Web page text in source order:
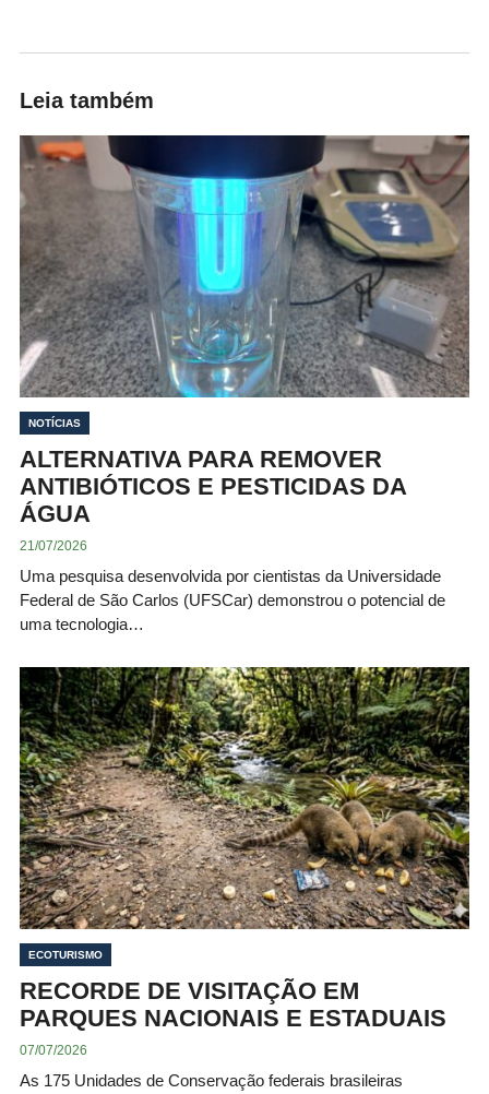
Leia também
NOTÍCIAS
ALTERNATIVA PARA REMOVER
ANTIBIÓTICOS E PESTICIDAS DA
ÁGUA
21/07/2026
Uma pesquisa desenvolvida por cientistas da Universidade
Federal de São Carlos (UFSCar) demonstrou o potencial de
uma tecnologia…
ECOTURISMO
RECORDE DE VISITAÇÃO EM
PARQUES NACIONAIS E ESTADUAIS
07/07/2026
As 175 Unidades de Conservação federais brasileiras